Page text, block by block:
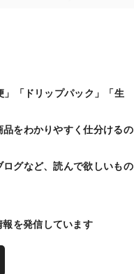
「ドリップパック」「生
をわかりやすく仕分けるの
グなど、読んで欲しいもの
を発信しています